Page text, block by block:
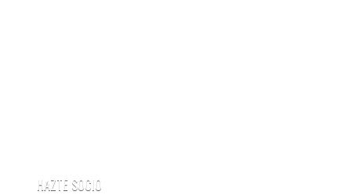
HAZTE SOCIO